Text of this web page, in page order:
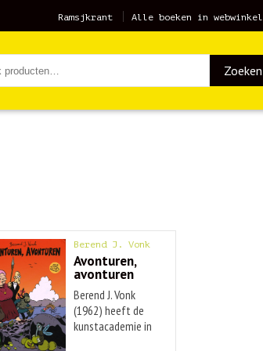
Ramsjkrant Alle boeken in webwinkel
Zoeken
Berend J. Vonk
Avonturen,
avonturen
Berend J. Vonk
(1962) heeft de
kunstacademie in